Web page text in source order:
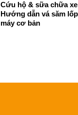
Cứu hộ & sữa chữa
Hướng dẫn vá săm
máy cơ bản